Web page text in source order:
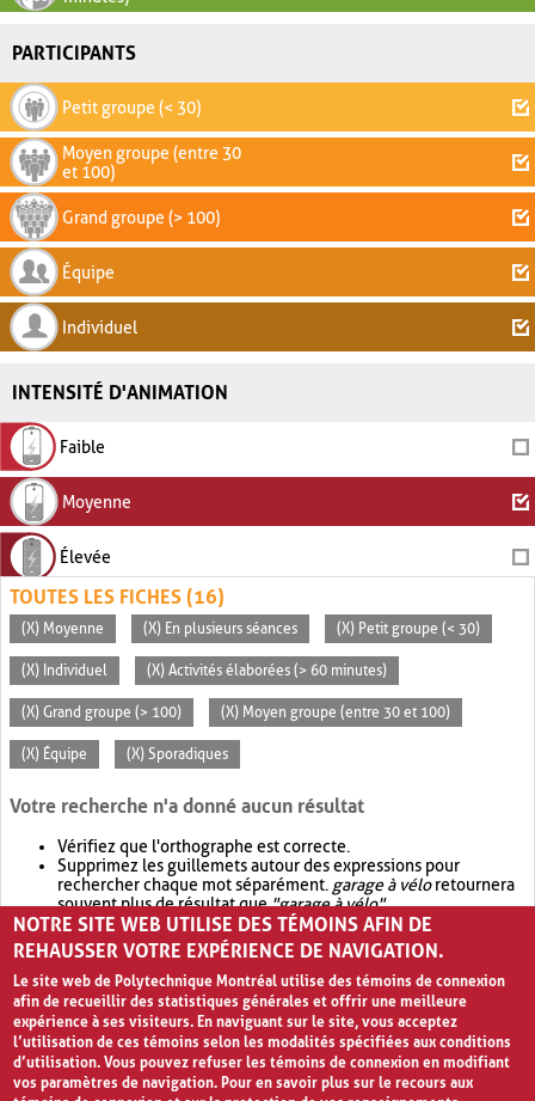
PARTICIPANTS
Petit groupe (< 30)
Moyen groupe (entre 30
et 100)
Grand groupe (> 100)
Équipe
Individuel
INTENSITÉ D'ANIMATION
Faible
Moyenne
Élevée
TOUTES LES FICHES (16)
(X) Moyenne (X) En plusieurs séances (X) Petit groupe (< 30)
(X) Individuel (X) Activités élaborées (> 60 minutes)
(X) Grand groupe (> 100) (X) Moyen groupe (entre 30 et 100)
(X) Équipe (X) Sporadiques
Votre recherche n'a donné aucun résultat
Vérifiez que l'orthographe est correcte.
Supprimez les guillemets autour des expressions pour
rechercher chaque mot séparément. garage à véloretournera
souvent plus de résultat que"garage à vélo".
Envisagez d'élargir votre recherche avec OR.garage OR vélo
retournera souvent plus de résultat quegarage à vélo
NOTRE SITE WEB UTILISE DES TÉMOINS AFIN DE
REHAUSSER VOTRE EXPÉRIENCE DE NAVIGATION.
Le site web de Polytechnique Montréal utilise des témoins de connexion
afin de recueillir des statistiques générales et offrir une meilleure
expérience à ses visiteurs. En naviguant sur le site, vous acceptez
l’utilisation de ces témoins selon les modalités spécifiées aux conditions
d’utilisation. Vous pouvez refuser les témoins de connexion en modifiant
vos paramètres de navigation. Pour en savoir plus sur le recours aux